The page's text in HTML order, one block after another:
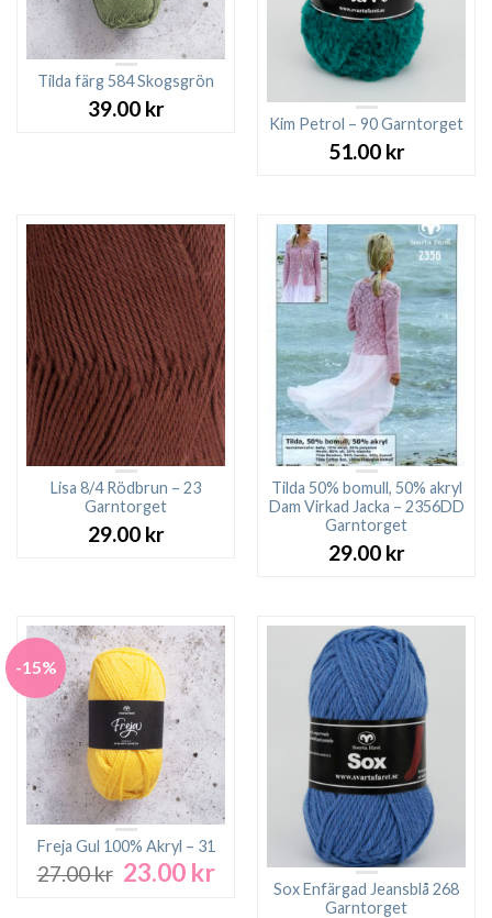
Tilda färg 584 Skogsgrön
39.00 kr
Kim Petrol – 90 Garntorget
51.00 kr
Lisa 8/4 Rödbrun – 23
Garntorget
29.00 kr
Tilda 50% bomull, 50% akryl
Dam Virkad Jacka – 2356DD
Garntorget
29.00 kr
-15%
Freja Gul 100% Akryl – 31
27.00kr Det
23.00 krDet
nuvarandeSox Enfärgad Jeansblå 268
Garntorget